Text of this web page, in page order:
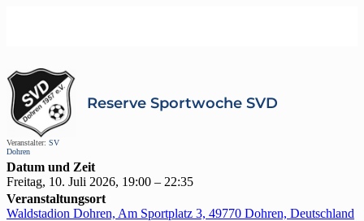
Veranstalter: SV
Dohren
Reserve Sportwoche SVD
Datum und Zeit
Freitag, 10. Juli 2026, 19:00 – 22:35
Veranstaltungsort
Waldstadion Dohren, Am Sportplatz 3, 49770 Dohren, Deutschland